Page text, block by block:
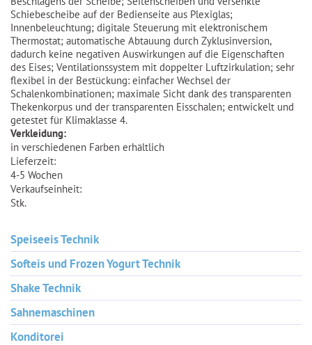
Schiebescheibe auf der Bedienseite aus Plexiglas;
Innenbeleuchtung; digitale Steuerung mit elektronischem
Thermostat; automatische Abtauung durch Zyklusinversion,
dadurch keine negativen Auswirkungen auf die Eigenschaften
des Eises; Ventilationssystem mit doppelter Luftzirkulation; sehr
flexibel in der Bestückung: einfacher Wechsel der
Schalenkombinationen; maximale Sicht dank des transparenten
Thekenkorpus und der transparenten Eisschalen; entwickelt und
getestet für Klimaklasse 4.
Verkleidung:
in verschiedenen Farben erhältlich
Lieferzeit:
4-5 Wochen
Verkaufseinheit:
Stk.
Speiseeis Technik
Softeis und Frozen Yogurt Technik
Shake Technik
Sahnemaschinen
Konditorei